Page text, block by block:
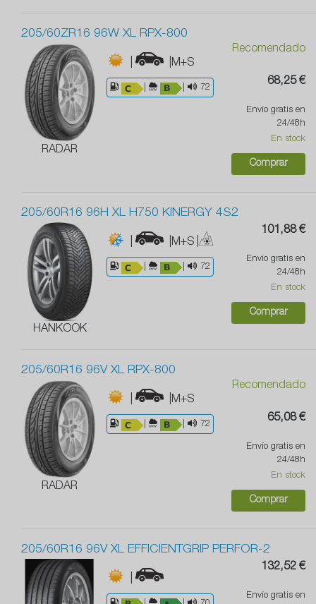
205/60ZR16 96W XL RPX-800
RADAR
| |M+S
72
Recomendado
68,25 €
Envío gratis en
24/48h
En stock
Comprar
205/60R16 96H XL H750 KINERGY 4S2
HANKOOK
| |M+S |
72
101,88 €
Envío gratis en
24/48h
En stock
Comprar
205/60R16 96V XL RPX-800
RADAR
| |M+S
72
Recomendado
65,08 €
Envío gratis en
24/48h
En stock
Comprar
205/60R16 96V XL EFFICIENTGRIP PERFOR-2
|
132,52 €
Envío gratis en